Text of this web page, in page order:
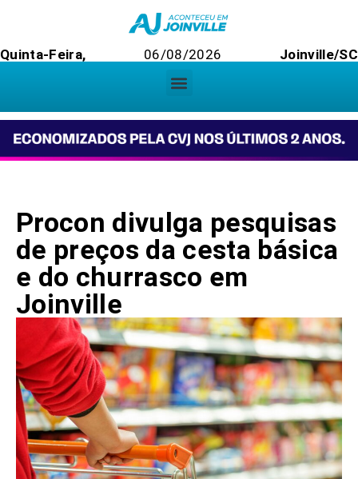
Quinta-Feira, 06/08/2026 Joinville/SC
Procon divulga pesquisas
de preços da cesta básica
e do churrasco em
Joinville